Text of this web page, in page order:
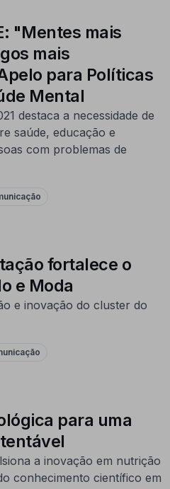
"Mentes mais
mais
para Políticas
Mental
destaca a necessidade de
saúde, educação e
com problemas de
fortalece o
e Moda
e inovação do cluster do
para uma
a inovação em nutrição
conhecimento científico em